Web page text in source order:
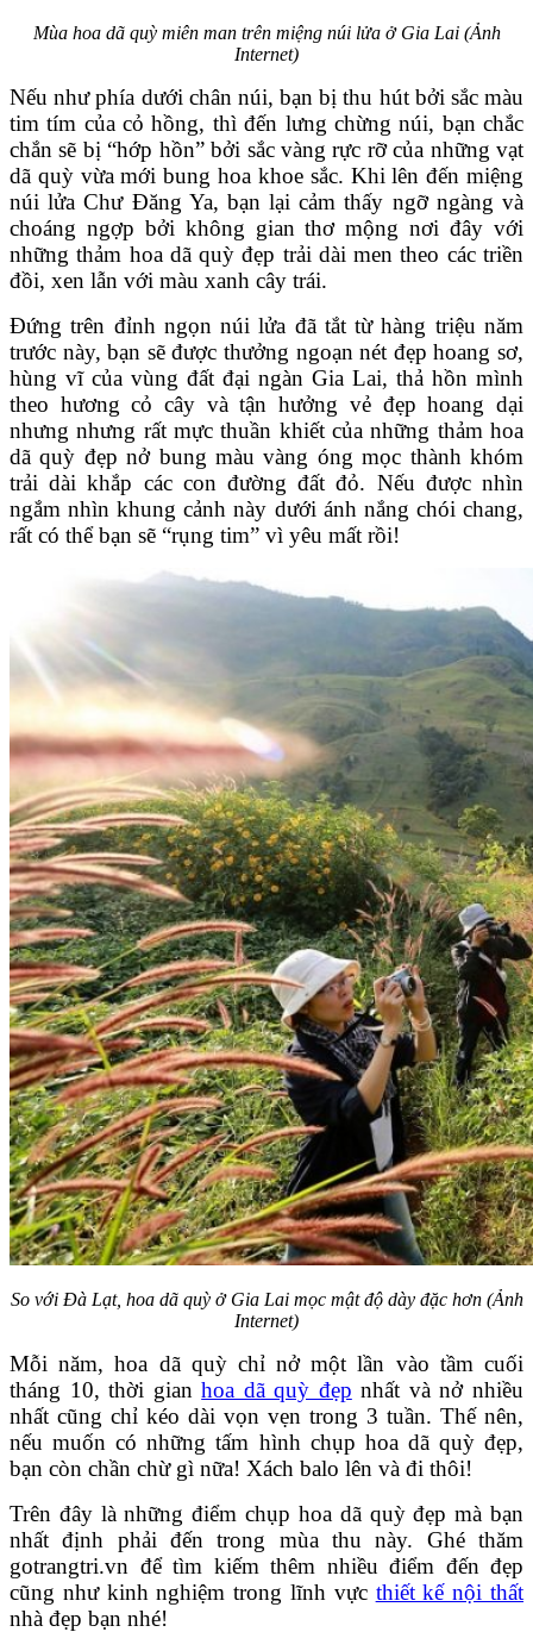
Mùa hoa dã quỳ miên man trên miệng núi lửa ở Gia Lai (Ảnh
Internet)
Nếu như phía dưới chân núi, bạn bị thu hút bởi sắc màu
tim tím của cỏ hồng, thì đến lưng chừng núi, bạn chắc
chắn sẽ bị “hớp hồn” bởi sắc vàng rực rỡ của những vạt
dã quỳ vừa mới bung hoa khoe sắc. Khi lên đến miệng
núi lửa Chư Đăng Ya, bạn lại cảm thấy ngỡ ngàng và
choáng ngợp bởi không gian thơ mộng nơi đây với
những thảm hoa dã quỳ đẹp trải dài men theo các triền
đồi, xen lẫn với màu xanh cây trái.
Đứng trên đỉnh ngọn núi lửa đã tắt từ hàng triệu năm
trước này, bạn sẽ được thưởng ngoạn nét đẹp hoang sơ,
hùng vĩ của vùng đất đại ngàn Gia Lai, thả hồn mình
theo hương cỏ cây và tận hưởng vẻ đẹp hoang dại
nhưng nhưng rất mực thuần khiết của những thảm hoa
dã quỳ đẹp nở bung màu vàng óng mọc thành khóm
trải dài khắp các con đường đất đỏ. Nếu được nhìn
ngắm nhìn khung cảnh này dưới ánh nắng chói chang,
rất có thể bạn sẽ “rụng tim” vì yêu mất rồi!
So với Đà Lạt, hoa dã quỳ ở Gia Lai mọc mật độ dày đặc hơn (Ảnh
Internet)
Mỗi năm, hoa dã quỳ chỉ nở một lần vào tầm cuối
tháng 10, thời gianhoa dã quỳ đẹp nhất và nở nhiều
nhất cũng chỉ kéo dài vọn vẹn trong 3 tuần. Thế nên,
nếu muốn có những tấm hình chụp hoa dã quỳ đẹp,
bạn còn chần chừ gì nữa! Xách balo lên và đi thôi!
Trên đây là những điểm chụp hoa dã quỳ đẹp mà bạn
nhất định phải đến trong mùa thu này. Ghé thăm
gotrangtri.vn để tìm kiếm thêm nhiều điểm đến đẹp
cũng như kinh nghiệm trong lĩnh vực thiết kế nội thất
nhà đẹp bạn nhé!